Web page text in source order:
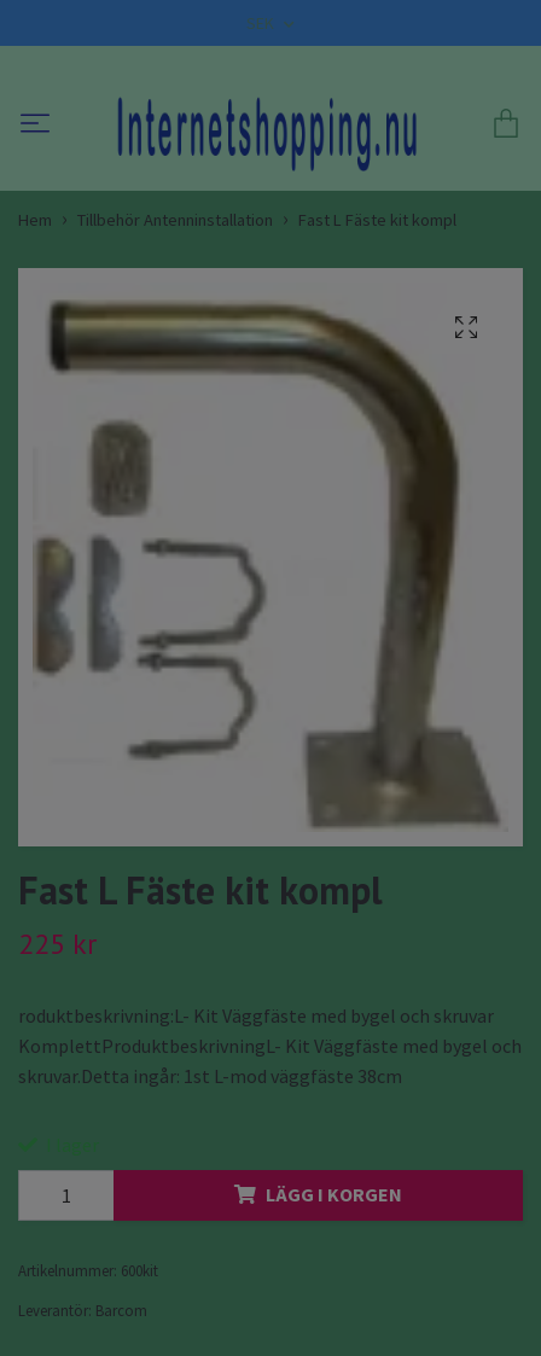
SEK
Hem Tillbehör Antenninstallation Fast L Fäste kit kompl
Fast L Fäste kit kompl
225 kr
roduktbeskrivning:L- Kit Väggfäste med bygel och skruvar
KomplettProduktbeskrivningL- Kit Väggfäste med bygel och
skruvar.Detta ingår: 1st L-mod väggfäste 38cm
LÄGG I KORGEN
Artikelnummer: 600kit
Leverantör: Barcom